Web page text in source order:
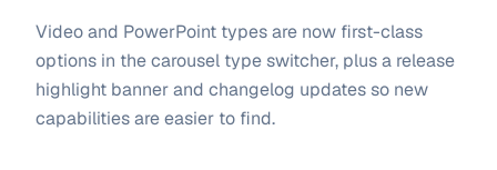
Video and PowerPoint types are now first-class
options in the carousel type switcher, plus a release
highlight banner and changelog updates so new
capabilities are easier to find.